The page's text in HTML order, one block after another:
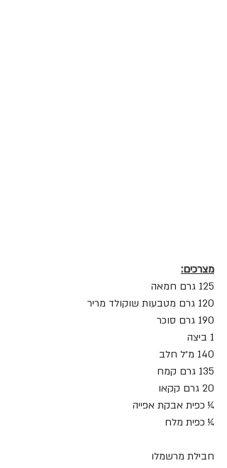
מצרכים:
125 גרם חמאה
120 גרם מטבעות שוקולד מריר
190 גרם סוכר
1 ביצה
140 מ״ל חלב
135 גרם קמח
20 גרם קקאו
¼ כפית אבקת אפייה
¼ כפית מלח
חבילת מרשמלו